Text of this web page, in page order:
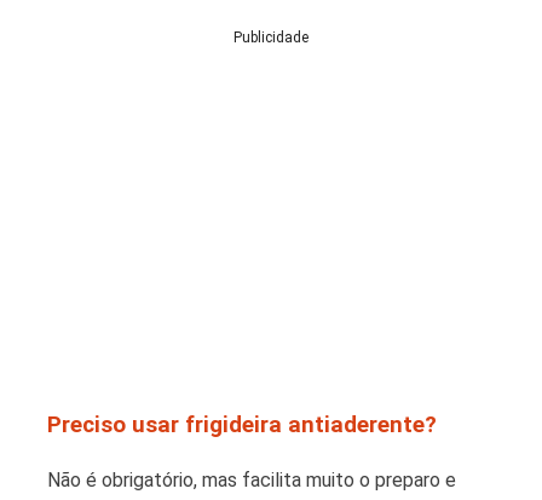
Publicidade
Preciso usar frigideira antiaderente?
Não é obrigatório, mas facilita muito o preparo e